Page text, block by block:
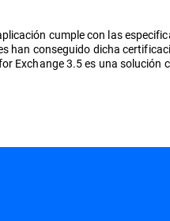
cumple con las
han conseguido dicha
Exchange 3.5 es una solución